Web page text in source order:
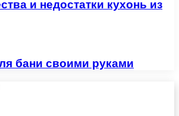
и недостатки кухонь из
бани своими руками